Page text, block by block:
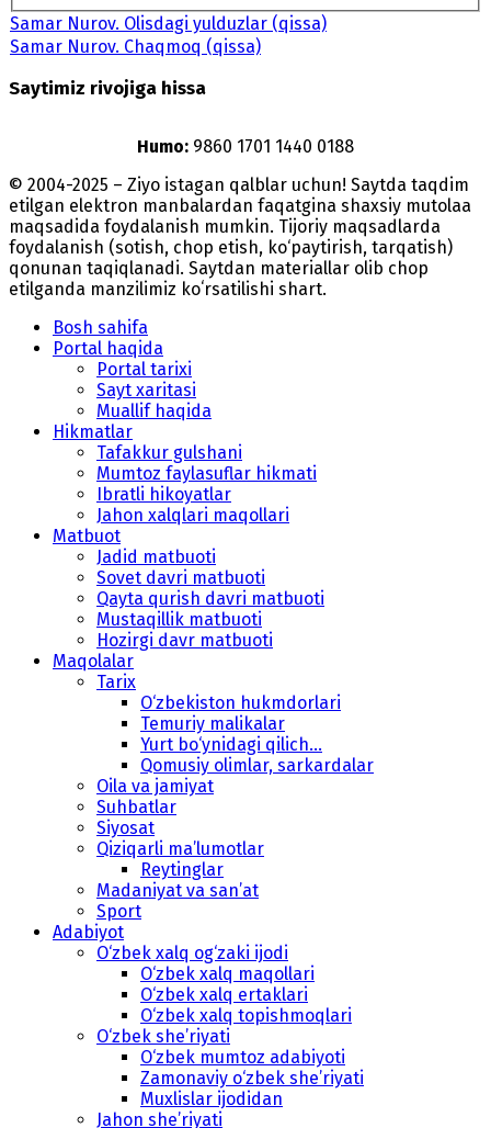
Samar Nurov. Olisdagi yulduzlar (qissa)
Samar Nurov. Chaqmoq (qissa)
Saytimiz rivojiga hissa
Humo: 9860 1701 1440 0188
© 2004-2025 – Ziyo istagan qalblar uchun! Saytda taqdim
etilgan elektron manbalardan faqatgina shaxsiy mutolaa
maqsadida foydalanish mumkin. Tijoriy maqsadlarda
foydalanish (sotish, chop etish, ko‘paytirish, tarqatish)
qonunan taqiqlanadi. Saytdan materiallar olib chop
etilganda manzilimiz koʻrsatilishi shart.
Bosh sahifa
Portal haqida
Portal tarixi
Sayt xaritasi
Muallif haqida
Hikmatlar
Tafakkur gulshani
Mumtoz faylasuflar hikmati
Ibratli hikoyatlar
Jahon xalqlari maqollari
Matbuot
Jadid matbuoti
Sovet davri matbuoti
Qayta qurish davri matbuoti
Mustaqillik matbuoti
Hozirgi davr matbuoti
Maqolalar
Tarix
O‘zbekiston hukmdorlari
Temuriy malikalar
Yurt bo‘ynidagi qilich...
Qomusiy olimlar, sarkardalar
Oila va jamiyat
Suhbatlar
Siyosat
Qiziqarli ma’lumotlar
Reytinglar
Madaniyat va san’at
Sport
Adabiyot
O‘zbek xalq og‘zaki ijodi
O‘zbek xalq maqollari
O‘zbek xalq ertaklari
O‘zbek xalq topishmoqlari
O‘zbek she’riyati
O‘zbek mumtoz adabiyoti
Zamonaviy o‘zbek she’riyati
Muxlislar ijodidan
Jahon she’riyati